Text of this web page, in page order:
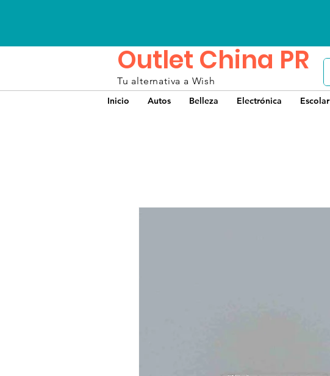
Outlet China PR
Tu alternativa a Wish
Inicio Autos Belleza Electrónica Escolar